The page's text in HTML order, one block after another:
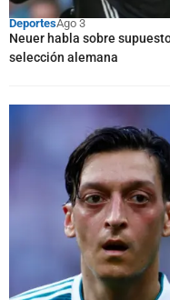
DeportesAgo 3
Neuer habla sobre
selección alemana